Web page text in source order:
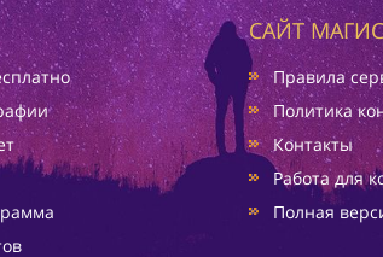
САЙТ
Правила
Политика
Контакты
Работа для
Полная